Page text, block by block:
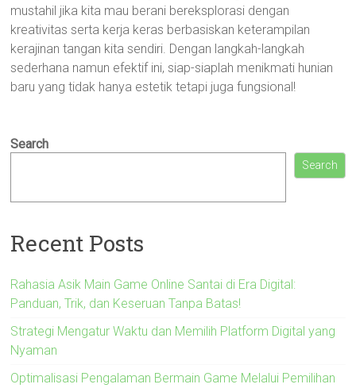
mustahil jika kita mau berani bereksplorasi dengan
kreativitas serta kerja keras berbasiskan keterampilan
kerajinan tangan kita sendiri. Dengan langkah-langkah
sederhana namun efektif ini, siap-siaplah menikmati hunian
baru yang tidak hanya estetik tetapi juga fungsional!
Search
Search
Recent Posts
Rahasia Asik Main Game Online Santai di Era Digital:
Panduan, Trik, dan Keseruan Tanpa Batas!
Strategi Mengatur Waktu dan Memilih Platform Digital yang
Nyaman
Optimalisasi Pengalaman Bermain Game Melalui Pemilihan